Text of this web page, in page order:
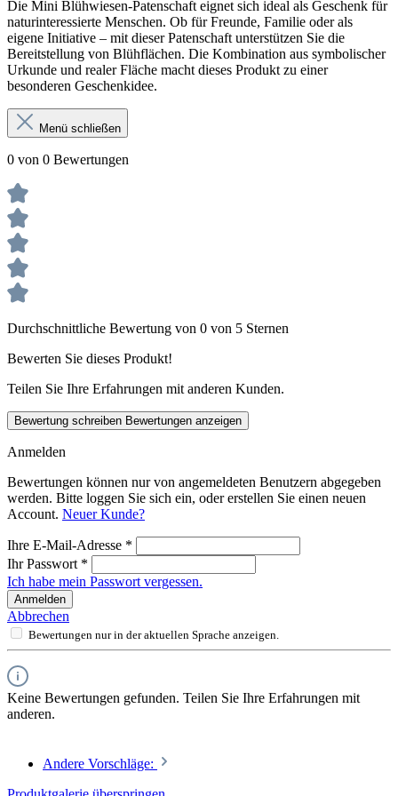
Die Mini Blühwiesen-Patenschaft eignet sich ideal als Geschenk für
naturinteressierte Menschen. Ob für Freunde, Familie oder als
eigene Initiative – mit dieser Patenschaft unterstützen Sie die
Bereitstellung von Blühflächen. Die Kombination aus symbolischer
Urkunde und realer Fläche macht dieses Produkt zu einer
besonderen Geschenkidee.
Menü schließen
0 von 0 Bewertungen
Durchschnittliche Bewertung von 0 von 5 Sternen
Bewerten Sie dieses Produkt!
Teilen Sie Ihre Erfahrungen mit anderen Kunden.
Bewertung schreiben Bewertungen anzeigen
Anmelden
Bewertungen können nur von angemeldeten Benutzern abgegeben
werden. Bitte loggen Sie sich ein, oder erstellen Sie einen neuen
Account. Neuer Kunde?
Ihre E-Mail-Adresse *
Ihr Passwort *
Ich habe mein Passwort vergessen.
Anmelden
Abbrechen
Bewertungen nur in der aktuellen Sprache anzeigen.
Keine Bewertungen gefunden. Teilen Sie Ihre Erfahrungen mit
anderen.
Andere Vorschläge: